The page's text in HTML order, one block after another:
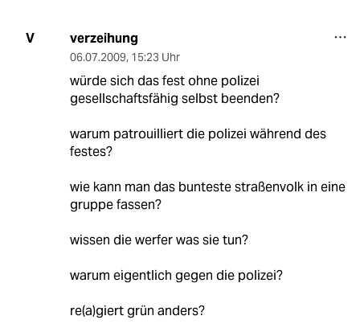
V verzeihung
06.07.2009, 15:23 Uhr
würde sich das fest ohne polizei
gesellschaftsfähig selbst beenden?
warum patrouilliert die polizei während des
festes?
wie kann man das bunteste straßenvolk in eine
gruppe fassen?
wissen die werfer was sie tun?
warum eigentlich gegen die polizei?
re(a)giert grün anders?